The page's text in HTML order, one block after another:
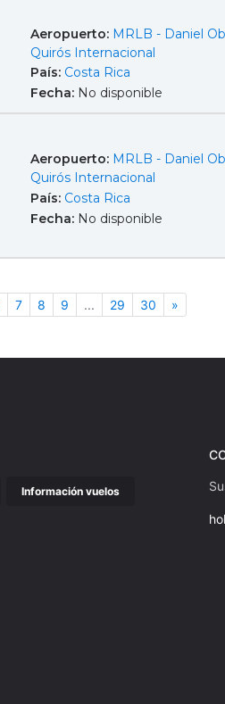
Aeropuerto: MRLB - Daniel
Quirós Internacional
País: Costa Rica
Fecha: No disponible
Aeropuerto: MRLB - Daniel
Quirós Internacional
País: Costa Rica
Fecha: No disponible
7 8 9 ... 29 30 »Siguiente
Información vuelos